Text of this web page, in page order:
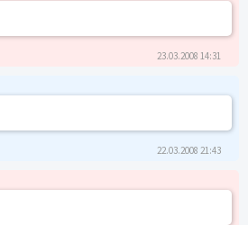
23.03.2008 14:31
22.03.2008 21:43